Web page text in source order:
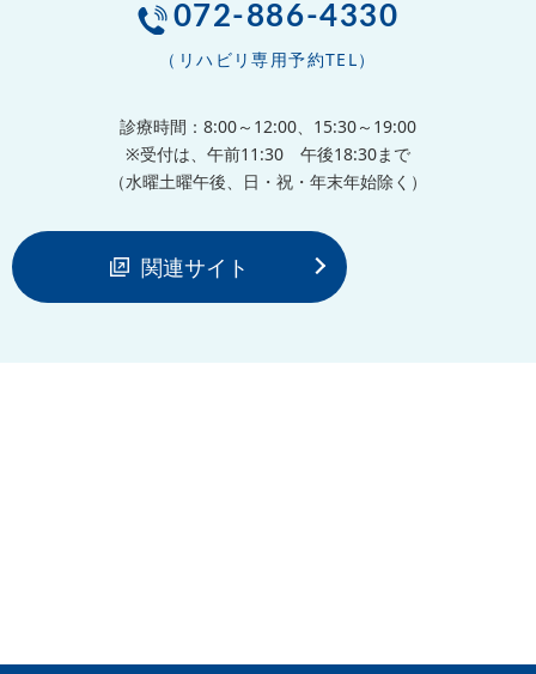
072-886-4330
（リハビリ専用予約TEL）
診療時間：8:00～12:00、15:30～19:00
※受付は、午前11:30 午後18:30まで
（水曜土曜午後、日・祝・年末年始除く）
関連サイト